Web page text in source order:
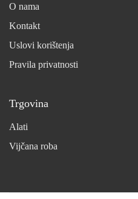
O nama
Kontakt
Uslovi korištenja
Pravila privatnosti
Trgovina
Alati
Vijčana roba